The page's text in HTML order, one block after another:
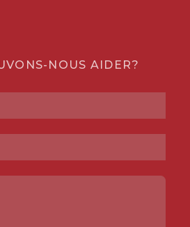
NOUS AIDER?